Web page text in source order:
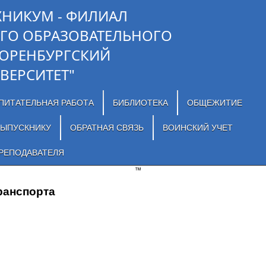
- ФИЛИАЛ
ОБРАЗОВАТЕЛЬНОГО
РАБОТА БИБЛИОТЕКА ОБЩЕЖИТИЕ
ОБРАТНАЯ СВЯЗЬ ВОИНСКИЙ УЧЕТ
™